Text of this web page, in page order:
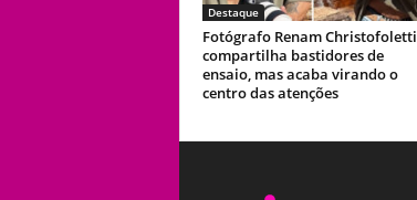
Destaque
Fotógrafo Renam Christofoletti
compartilha bastidores de
ensaio, mas acaba virando o
centro das atenções